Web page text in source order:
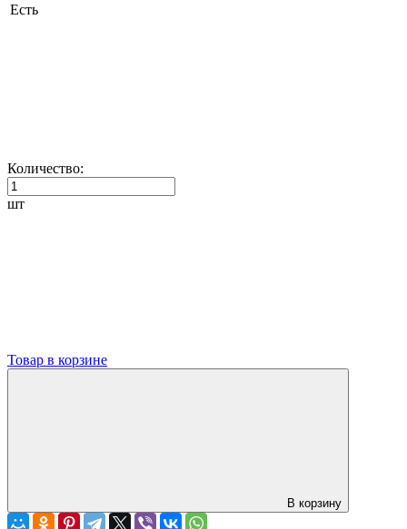
Есть
Количество:
шт
Товар в корзине
В корзину